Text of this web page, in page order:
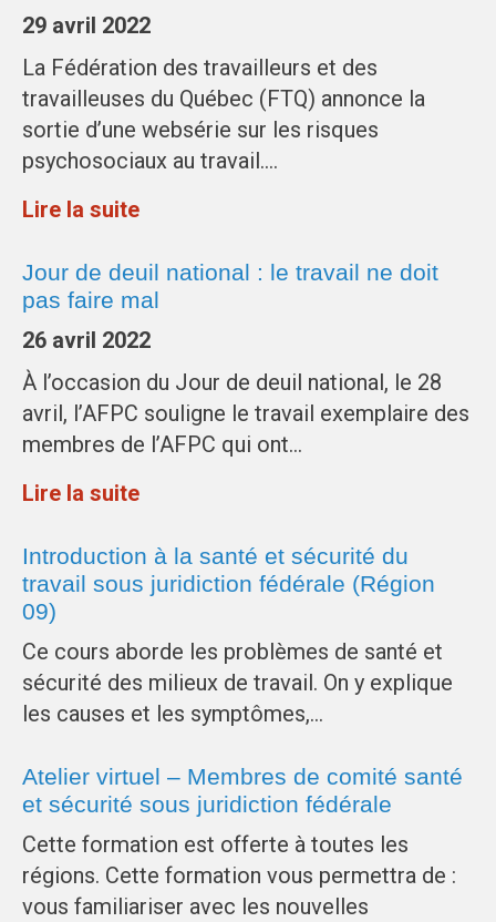
29 avril 2022
La Fédération des travailleurs et des
travailleuses du Québec (FTQ) annonce la
sortie d’une websérie sur les risques
psychosociaux au travail….
Lire la suite
Jour de deuil national : le travail ne doit
pas faire mal
26 avril 2022
À l’occasion du Jour de deuil national, le 28
avril, l’AFPC souligne le travail exemplaire des
membres de l’AFPC qui ont…
Lire la suite
Introduction à la santé et sécurité du
travail sous juridiction fédérale (Région
09)
Ce cours aborde les problèmes de santé et
sécurité des milieux de travail. On y explique
les causes et les symptômes,…
Atelier virtuel – Membres de comité santé
et sécurité sous juridiction fédérale
Cette formation est offerte à toutes les
régions. Cette formation vous permettra de :
vous familiariser avec les nouvelles